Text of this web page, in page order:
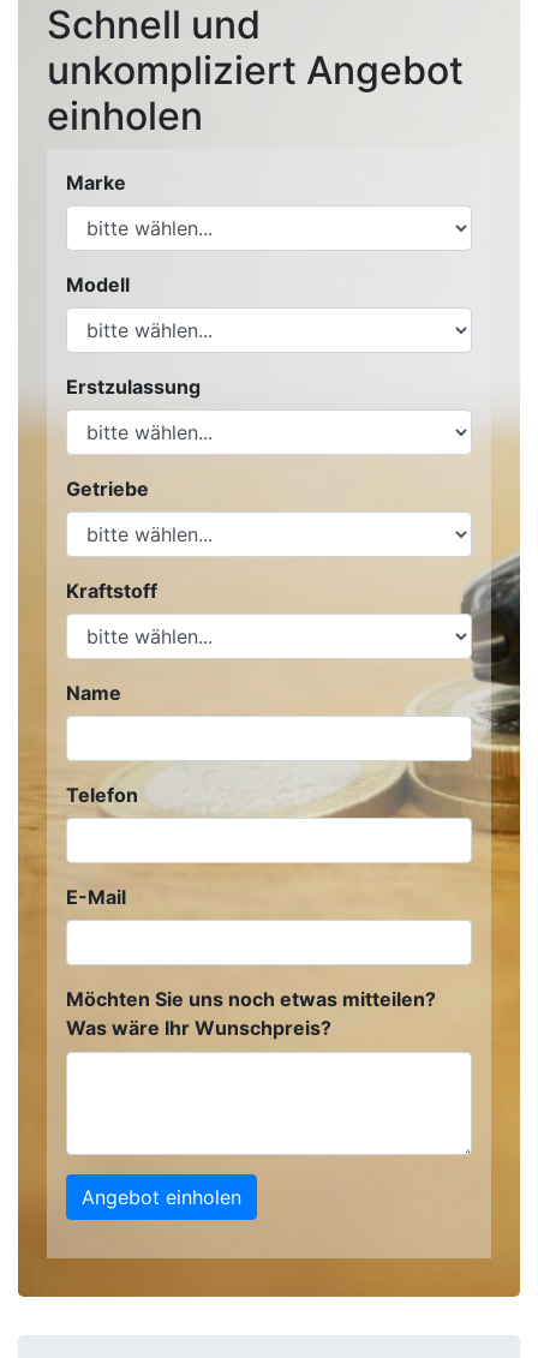
Schnell und
unkompliziert Angebot
einholen
Marke
Modell
Erstzulassung
Getriebe
Kraftstoff
Name
Telefon
E-Mail
Möchten Sie uns noch etwas mitteilen?
Was wäre Ihr Wunschpreis?
Angebot einholen